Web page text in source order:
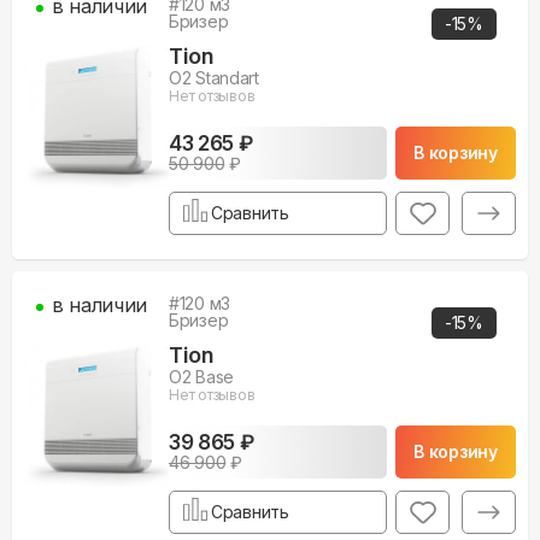
-15%
#120 м3
Бризер
Tion
O2 Standart
Нет отзывов
43 265 ₽
50 900₽
В корзину
в наличии
Сравнить
-15%
#120 м3
Бризер
Tion
O2 Base
Нет отзывов
39 865 ₽
46 900₽
В корзину
в наличии
Сравнить